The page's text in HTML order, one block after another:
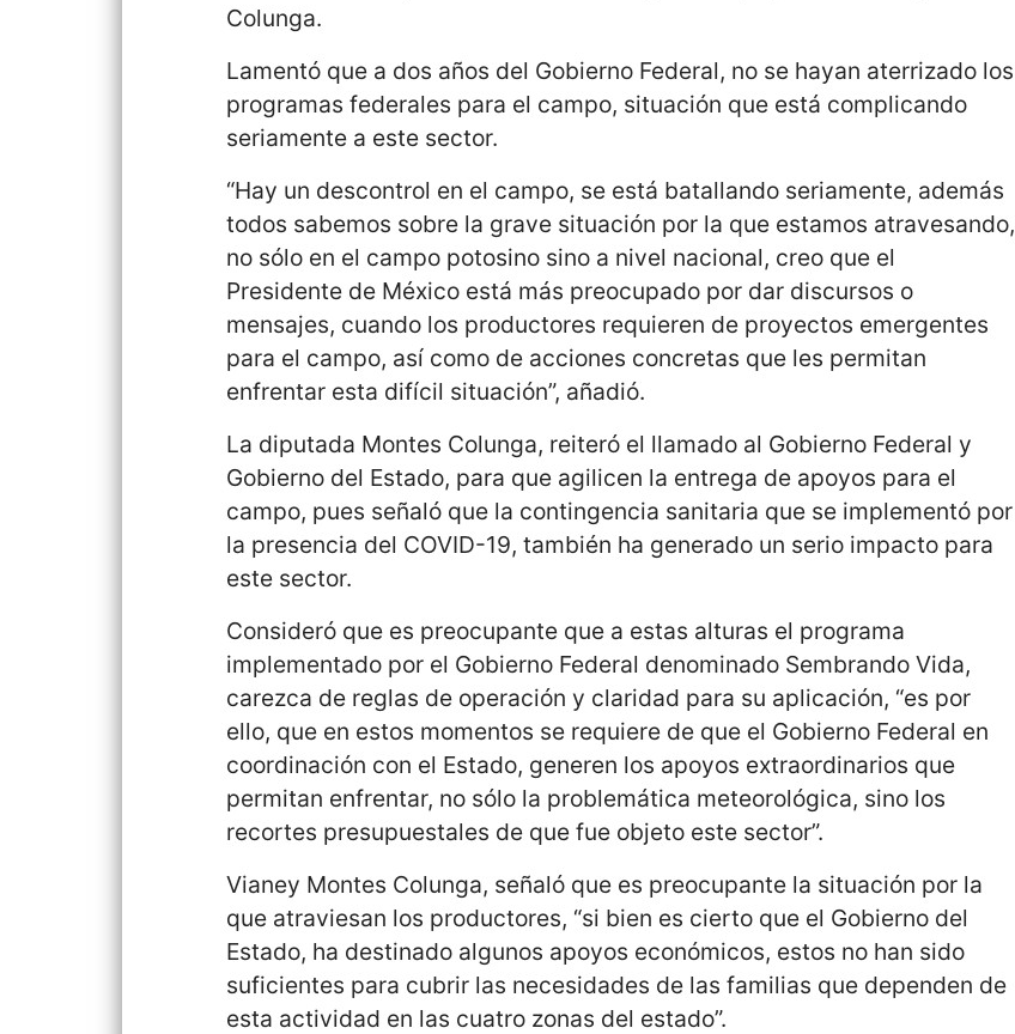
Colunga.
Lamentó que a dos años del Gobierno Federal, no se hayan aterrizado los
programas federales para el campo, situación que está complicando
seriamente a este sector.
“Hay un descontrol en el campo, se está batallando seriamente, además
todos sabemos sobre la grave situación por la que estamos atravesando,
no sólo en el campo potosino sino a nivel nacional, creo que el
Presidente de México está más preocupado por dar discursos o
mensajes, cuando los productores requieren de proyectos emergentes
para el campo, así como de acciones concretas que les permitan
enfrentar esta difícil situación”, añadió.
La diputada Montes Colunga, reiteró el llamado al Gobierno Federal y
Gobierno del Estado, para que agilicen la entrega de apoyos para el
campo, pues señaló que la contingencia sanitaria que se implementó por
la presencia del COVID-19, también ha generado un serio impacto para
este sector.
Consideró que es preocupante que a estas alturas el programa
implementado por el Gobierno Federal denominado Sembrando Vida,
carezca de reglas de operación y claridad para su aplicación, “es por
ello, que en estos momentos se requiere de que el Gobierno Federal en
coordinación con el Estado, generen los apoyos extraordinarios que
permitan enfrentar, no sólo la problemática meteorológica, sino los
recortes presupuestales de que fue objeto este sector”.
Vianey Montes Colunga, señaló que es preocupante la situación por la
que atraviesan los productores, “si bien es cierto que el Gobierno del
Estado, ha destinado algunos apoyos económicos, estos no han sido
suficientes para cubrir las necesidades de las familias que dependen de
esta actividad en las cuatro zonas del estado”.